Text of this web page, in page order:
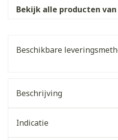
Bekijk alle producten van
Beschikbare
Beschrijving
Indicatie